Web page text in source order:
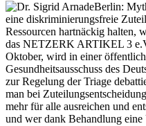
Berlin:
eine diskriminierungsfreie
Ressourcen hartnäckig halten,
das NETZERK ARTIKEL 3
Oktober, wird in einer
Gesundheitsausschuss des
zur Regelung der Triage
man bei
mehr für alle ausreichen und
und wer dank Behandlung eine